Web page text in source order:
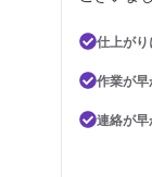
仕上が
作業が
連絡が